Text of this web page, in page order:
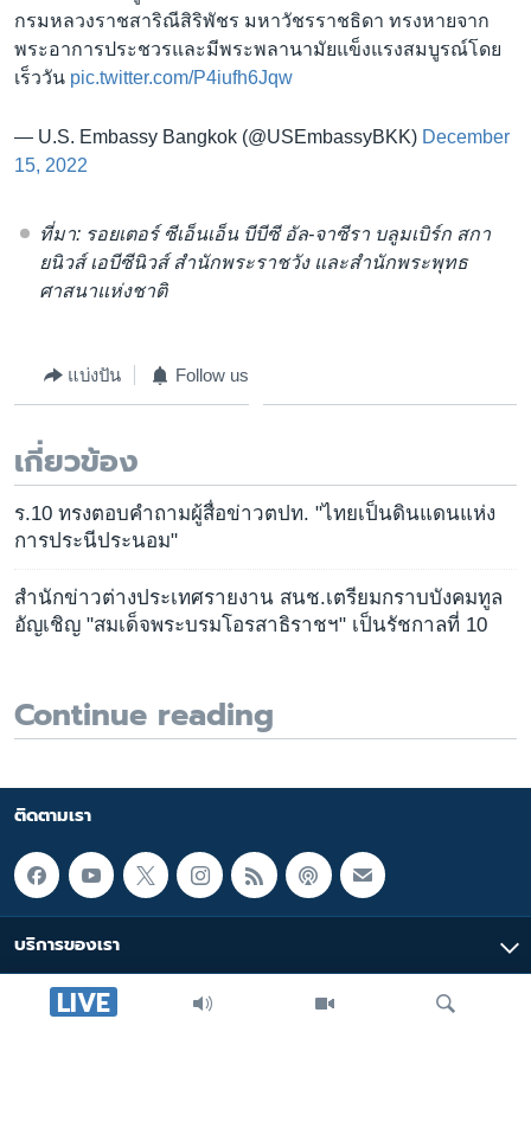
LIVE
กรมหลวงราชสาริณีสิริพัชร มหาวัชรราชธิดา ทรงหายจาก
พระอาการประชวรและมีพระพลานามัยแข็งแรงสมบูรณ์โดย
เร็ววัน pic.twitter.com/P4iufh6Jqw
— U.S. Embassy Bangkok (@USEmbassyBKK) December
15, 2022
ที่มา: รอยเตอร์ ซีเอ็นเอ็น บีบีซี อัล-จาซีรา บลูมเบิร์ก สกา
ยนิวส์ เอบีซีนิวส์ สำนักพระราชวัง และสำนักพระพุทธ
ศาสนาแห่งชาติ
แบ่งปัน Follow us
เกี่ยวข้อง
ร.10 ทรงตอบคำถามผู้สื่อข่าวตปท. "ไทยเป็นดินแดนแห่ง
การประนีประนอม"
สำนักข่าวต่างประเทศรายงาน สนช.เตรียมกราบบังคมทูล
อัญเชิญ "สมเด็จพระบรมโอรสาธิราชฯ" เป็นรัชกาลที่ 10
Continue reading
ติดตามเรา
บริการของเรา
มัลติมีเดีย